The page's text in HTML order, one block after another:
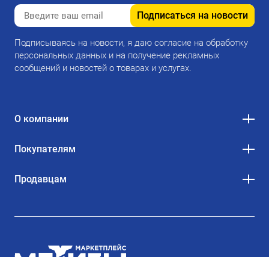
Подписаться на новости
Подписываясь на новости, я даю согласие на обработку
персональных данных и на получение рекламных
сообщений и новостей о товарах и услугах.
О компании
Покупателям
Продавцам